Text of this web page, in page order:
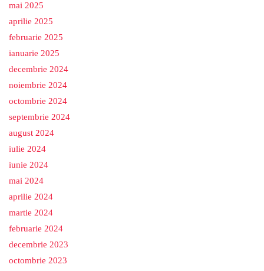
mai 2025
aprilie 2025
februarie 2025
ianuarie 2025
decembrie 2024
noiembrie 2024
octombrie 2024
septembrie 2024
august 2024
iulie 2024
iunie 2024
mai 2024
aprilie 2024
martie 2024
februarie 2024
decembrie 2023
octombrie 2023